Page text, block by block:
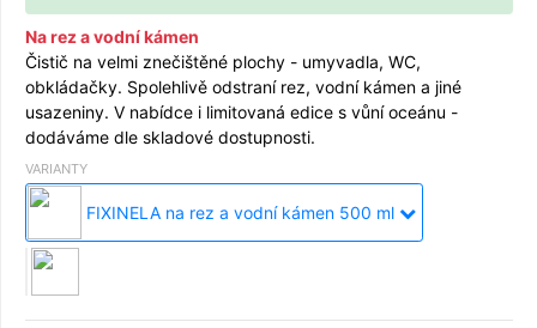
Na rez a vodní kámen
Čistič na velmi znečištěné plochy - umyvadla, WC,
obkládačky. Spolehlivě odstraní rez, vodní kámen a jiné
usazeniny. V nabídce i limitovaná edice s vůní oceánu -
dodáváme dle skladové dostupnosti.
VARIANTY
FIXINELA na rez a vodní kámen 500 ml